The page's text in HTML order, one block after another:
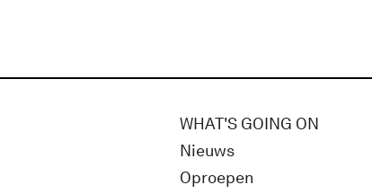
WHAT'S GOING ON
Nieuws
Oproepen